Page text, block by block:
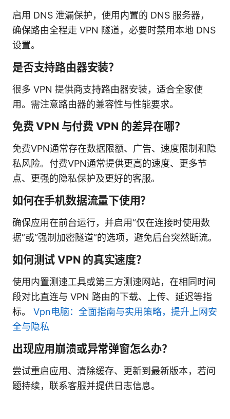
启用 DNS 泄漏保护，使用内置的 DNS 服务器，
确保路由全程走 VPN 隧道，必要时禁用本地 DNS
设置。
是否支持路由器安装？
很多 VPN 提供商支持路由器安装，适合全家使
用。需注意路由器的兼容性与性能要求。
免费 VPN 与付费 VPN 的差异在哪？
免费VPN通常存在数据限额、广告、速度限制和隐
私风险。付费VPN通常提供更高的速度、更多节
点、更强的隐私保护及更好的客服。
如何在手机数据流量下使用？
确保应用在前台运行，并启用“仅在连接时使用数
据”或“强制加密隧道”的选项，避免后台突然断流。
如何测试 VPN 的真实速度？
使用内置测速工具或第三方测速网站，在相同时间
段对比直连与 VPN 路由的下载、上传、延迟等指
标。 Vpn电脑：全面指南与实用策略，提升上网安
全与隐私
出现应用崩溃或异常弹窗怎么办？
尝试重启应用、清除缓存、更新到最新版本，若问
题持续，联系客服并提供日志信息。